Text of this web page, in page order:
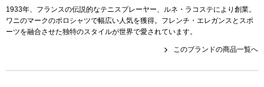
ファッション
帽子
1933年、フランスの伝説的なテニスプレーヤー、ルネ・ラコステにより創業。
ワニのマークのポロシャツで幅広い人気を獲得。フレンチ・エレガンスとスポ
ーツを融合させた独特のスタイルが世界で愛されています。
このブランドの商品一覧へ